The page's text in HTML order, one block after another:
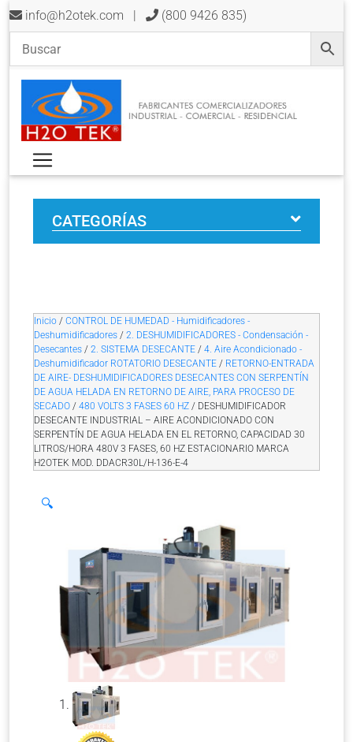
info@h2otek.com | (800 9426 835)
CATEGORÍAS
Inicio / CONTROL DE HUMEDAD - Humidificadores -
Deshumidificadores / 2. DESHUMIDIFICADORES - Condensación -
Desecantes / 2. SISTEMA DESECANTE / 4. Aire Acondicionado -
Deshumidificador ROTATORIO DESECANTE / RETORNO-ENTRADA
DE AIRE- DESHUMIDIFICADORES DESECANTES CON SERPENTÍN
DE AGUA HELADA EN RETORNO DE AIRE, PARA PROCESO DE
SECADO / 480 VOLTS 3 FASES 60 HZ / DESHUMIDIFICADOR
DESECANTE INDUSTRIAL – AIRE ACONDICIONADO CON
SERPENTÍN DE AGUA HELADA EN EL RETORNO, CAPACIDAD 30
LITROS/HORA 480V 3 FASES, 60 HZ ESTACIONARIO MARCA
H2OTEK MOD. DDACR30L/H-136-E-4
🔍